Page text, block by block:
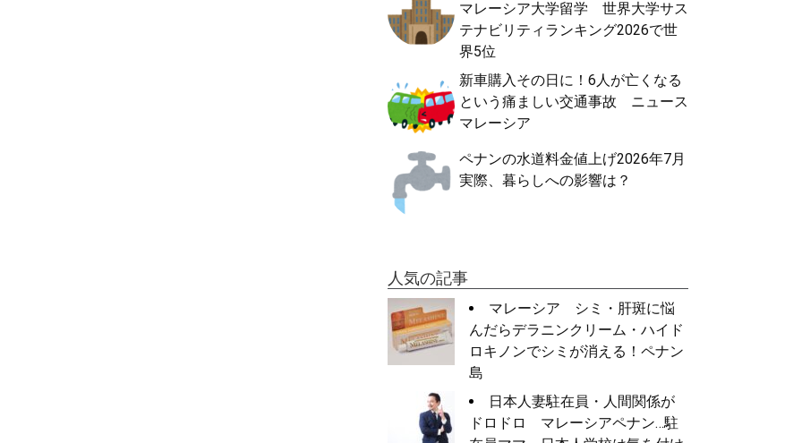
マレーシア大学留学 世界大学サス
テナビリティランキング2026で世
界5位
新車購入その日に！6人が亡くなる
という痛ましい交通事故 ニュース
マレーシア
ペナンの水道料金値上げ2026年7月
実際、暮らしへの影響は？
人気の記事
マレーシア シミ・肝斑に悩
んだらデラニンクリーム・ハイド
ロキノンでシミが消える！ペナン
島
日本人妻駐在員・人間関係が
ドロドロ マレーシアペナン…駐